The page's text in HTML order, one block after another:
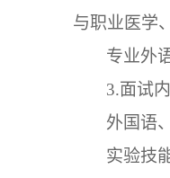
与职业医学
专业外
3.面试
外国语
实验技